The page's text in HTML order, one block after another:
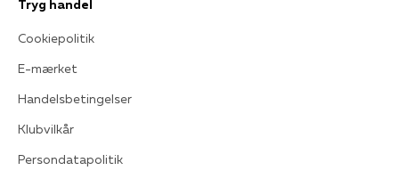
Tryg handel
Cookiepolitik
E-mærket
Handelsbetingelser
Klubvilkår
Persondatapolitik